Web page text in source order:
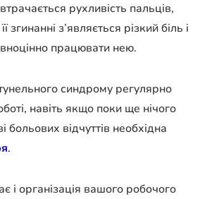
рухливість пальців,
згинанні з’являється різкий біль і
працювати нею.
синдрому регулярно
навіть якщо поки ще нічого
больових відчуттів необхідна
.
і організація вашого робочого